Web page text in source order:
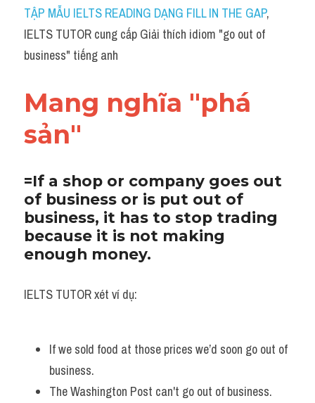
Idiom
Grammar
Word form
Cách dùng từ
Đề thi thật Task 2
Speaking
Writing
Reading
TẬP MẪU IELTS READING DẠNG FILL IN THE GAP,
IELTS TUTOR cung cấp Giải thích idiom "go out of
business" tiếng anh
Mang nghĩa "phá
sản"
=If a shop or company goes out
of business or is put out of
business, it has to stop trading
because it is not making
enough money.
IELTS TUTOR xét ví dụ:
If we sold food at those prices we’d soon go out of
business.
The Washington Post can't go out of business.